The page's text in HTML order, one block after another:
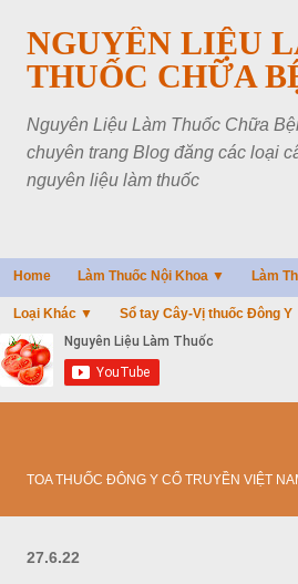
Chuyển đến nội dung
NGUYÊN LIỆU
THUỐC CHỮA
Nguyên Liệu Làm Thuốc Chữa
chuyên trang Blog đăng các loại
nguyên liệu làm thuốc
Home Làm Thuốc Nội Khoa ▼ Làm
Loại Khác ▼ Sổ tay Cây-Vị thuốc Đông Y
TOA THUỐC ĐÔNG Y CỔ TRUYỀN VIỆT
27.6.22